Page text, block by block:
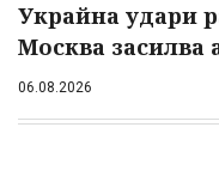
Украйна удари
Москва засилва
06.08.2026